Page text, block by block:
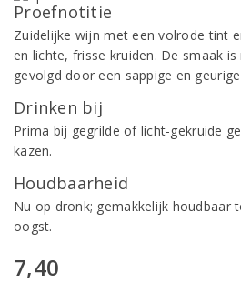
Proefnotitie
Zuidelijke wijn met een volrode tint
en lichte, frisse kruiden. De smaak
gevolgd door een sappige en
Drinken bij
Prima bij gegrilde of licht-gekruide
kazen.
Houdbaarheid
Nu op dronk; gemakkelijk houdbaar
oogst.
7,40